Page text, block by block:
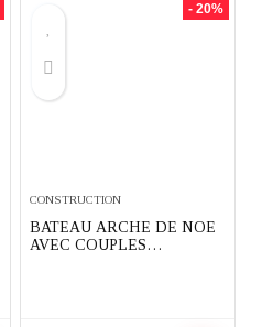
- 20%
CONSTRUCTION
BATEAU ARCHE DE NOE
AVEC COUPLES